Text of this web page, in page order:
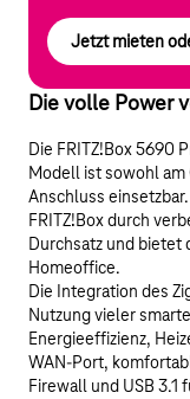
Jetzt mieten
Die volle Power
Die FRITZ!Box 5690
Modell ist sowohl am
Anschluss
FRITZ!Box durch
Durchsatz und bietet
Homeoffice.
Die Integration des
Nutzung vieler
Energieeffizienz,
WAN-Port,
Firewall und USB 3.1